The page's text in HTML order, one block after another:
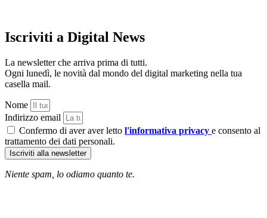
Iscriviti a Digital News
La newsletter che arriva prima di tutti.
Ogni lunedì, le novità dal mondo del digital marketing nella tua
casella mail.
Nome
Indirizzo email
Confermo di aver aver letto l'informativa privacy e consento al
trattamento dei dati personali.
Iscriviti alla newsletter
Niente spam, lo odiamo quanto te.